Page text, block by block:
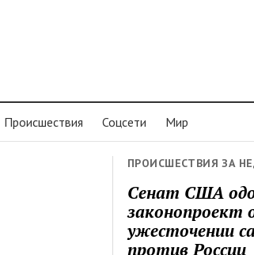
Проиcшествия Соцсети Мир
ПРОИСШЕСТВИЯ ЗА
Сенат США
законопроект
ужесточении
против России